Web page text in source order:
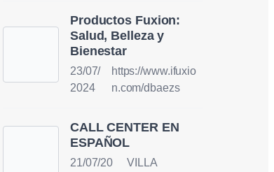
Productos Fuxion:
Salud, Belleza y
Bienestar
23/07/
2024
https://www.ifuxio
n.com/dbaezs
CALL CENTER EN
ESPAÑOL
21/07/20
VILLA